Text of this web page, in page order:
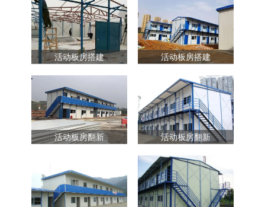
活动板房搭建 活动板房搭建
活动板房翻新 活动板房翻新